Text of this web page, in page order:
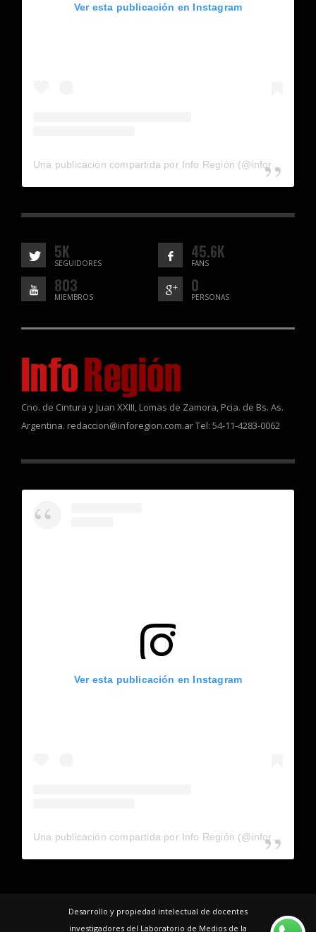
Ver esta publicación en Instagram
5K
SEGUIDORES
45.6K
FANS
803
MIEMBROS
0
PERSONAS
Cno. de Cintura y Juan XXIII, Lomas de Zamora, Pcia. de Bs. As.
Argentina. redaccion@inforegion.com.ar Tel: 54-11-4283-0062
Ver esta publicación en Instagram
Desarrollo y propiedad intelectual de docentes
investigadores del Laboratorio de Medios de la